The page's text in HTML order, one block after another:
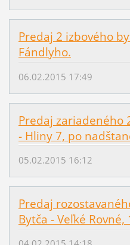
Predaj 2 izbového
Fándlyho.
06.02.2015 17:49
Predaj zariadeného
- Hliny 7, po
05.02.2015 16:12
Predaj
Bytča - Veľké Rovné,